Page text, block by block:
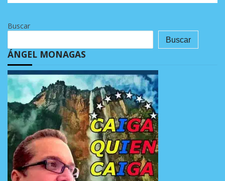
Buscar
Buscar
ÁNGEL MONAGAS